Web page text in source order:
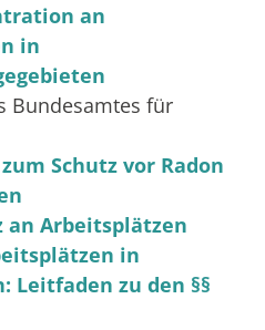
an
in
Bundesamtes für
Schutz vor Radon
an Arbeitsplätzen
in
Leitfaden zu den §§